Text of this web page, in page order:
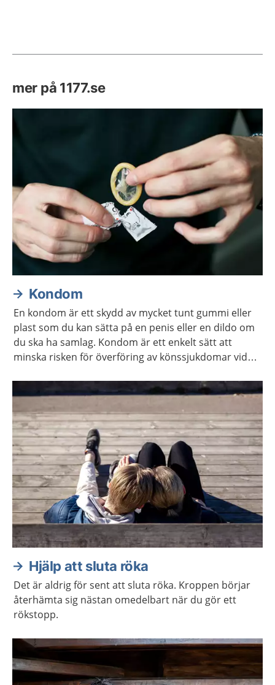
mer på 1177.se
Kondom
En kondom är ett skydd av mycket tunt gummi eller
plast som du kan sätta på en penis eller en dildo om
du ska ha samlag. Kondom är ett enkelt sätt att
minska risken för överföring av könssjukdomar vid
graviditet vid samlag som kan leda till graviditet.
Hjälp att sluta röka
Det är aldrig för sent att sluta röka. Kroppen börjar
återhämta sig nästan omedelbart när du gör ett
rökstopp.